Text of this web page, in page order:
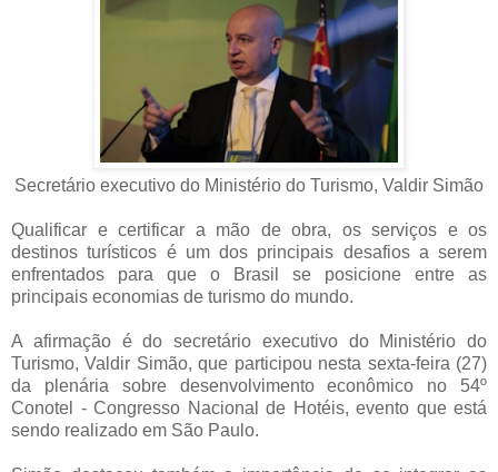
Secretário executivo do Ministério do Turismo, Valdir Simão
Qualificar e certificar a mão de obra, os serviços e os
destinos turísticos é um dos principais desafios a serem
enfrentados para que o Brasil se posicione entre as
principais economias de turismo do mundo.
A afirmação é do secretário executivo do Ministério do
Turismo, Valdir Simão, que participou nesta sexta-feira (27)
da plenária sobre desenvolvimento econômico no 54º
Conotel - Congresso Nacional de Hotéis, evento que está
sendo realizado em São Paulo.